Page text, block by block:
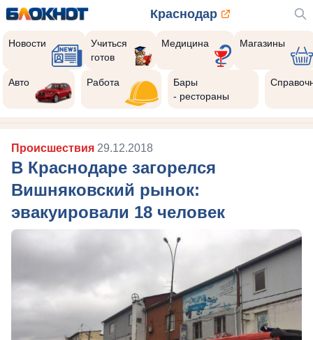
Краснодар
Новости
Учиться
готов
Медицина Магазины
Авто Работа
Бары
- рестораны
Происшествия 29.12.2018
В Краснодаре загорелся
Вишняковский рынок:
эвакуировали 18 человек